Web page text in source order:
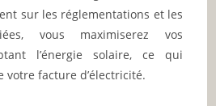
sur les réglementations et les
vous maximiserez vos
l’énergie solaire, ce qui
facture d’électricité.